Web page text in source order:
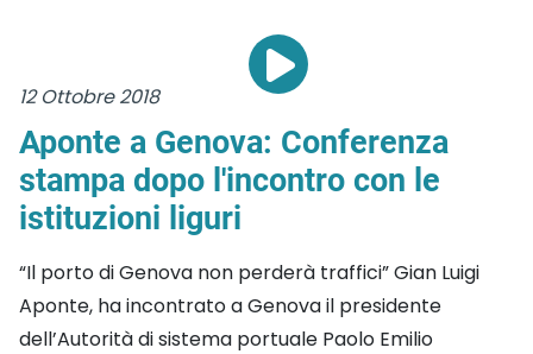
12 Ottobre 2018
Aponte a Genova: Conferenza
stampa dopo l'incontro con le
istituzioni liguri
“Il porto di Genova non perderà traffici” Gian Luigi
Aponte, ha incontrato a Genova il presidente
dell’Autorità di sistema portuale Paolo Emilio